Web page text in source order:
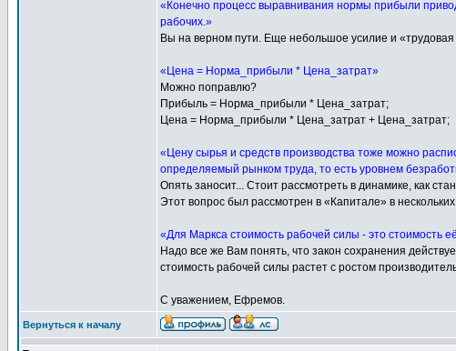
«Конечно процесс выравнивания нормы прибыли
рабочих.»
Вы на верном пути. Еще небольшое усилие и
«Цена = Норма_прибыли * Цена_затрат»
Можно поправлю?
Прибыль = Норма_прибыли * Цена_затрат;
Цена = Норма_прибыли * Цена_затрат + Цена_затрат;
«Цену сырья и средств производства тоже можно
определяемый рынком труда, то есть уровнем
Опять заносит... Стоит рассмотреть в динамике, как
Этот вопрос был рассмотрен в «Капитале» в
«Для Маркса стоимость рабочей силы - это стоимость
Надо все же Вам понять, что закон сохранения
стоимость рабочей силы растет с ростом
С уважением, Ефремов.
Вернуться к началу